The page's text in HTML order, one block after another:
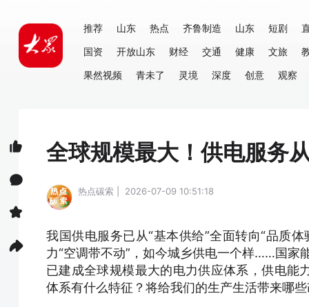
推荐 山东 热点 齐鲁制造 山东 短剧
国资
开放山东 财经 交通 健康 文旅
果然视频
青未了 灵境 深度 创意 观察
全球规模最大！供电服务
热点碳索 | 2026-07-09 10:51:18
我国供电服务已从“基本供给”全面转向“品质
力“空调带不动”，如今城乡供电一个样……国家
已建成全球规模最大的电力供应体系，供电能
体系有什么特征？将给我们的生产生活带来哪